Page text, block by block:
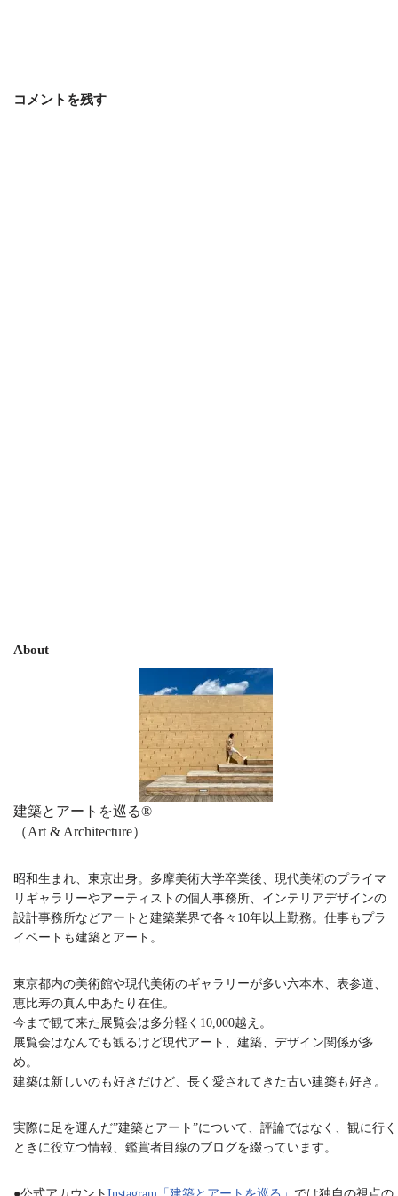
コメントを残す
About
建築とアートを巡る®︎
（Art & Architecture）
昭和生まれ、東京出身。多摩美術大学卒業後、現代美術のプライマ
リギャラリーやアーティストの個人事務所、インテリアデザインの
設計事務所などアートと建築業界で各々10年以上勤務。仕事もプラ
イベートも建築とアート。
東京都内の美術館や現代美術のギャラリーが多い六本木、表参道、
恵比寿の真ん中あたり在住。
今まで観て来た展覧会は多分軽く10,000越え。
展覧会はなんでも観るけど現代アート、建築、デザイン関係が多
め。
建築は新しいのも好きだけど、長く愛されてきた古い建築も好き。
実際に足を運んだ”建築とアート”について、評論ではなく、観に行く
ときに役立つ情報、鑑賞者目線のブログを綴っています。